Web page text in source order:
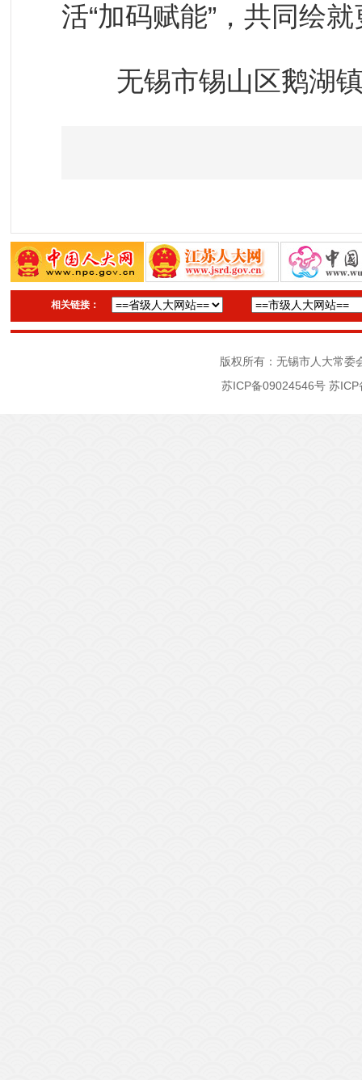
活“加码赋能”，共同绘
无锡市锡山区鹅湖镇
相关链接：
版权所有：无锡市人大常
苏ICP备09024546号 苏ICP